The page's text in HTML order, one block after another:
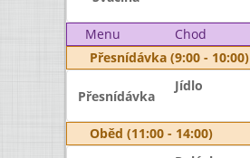
Menu Chod
Přesnídávka (9:00 - 10:00)
Přesnídávka
Jídlo
Oběd (11:00 - 14:00)